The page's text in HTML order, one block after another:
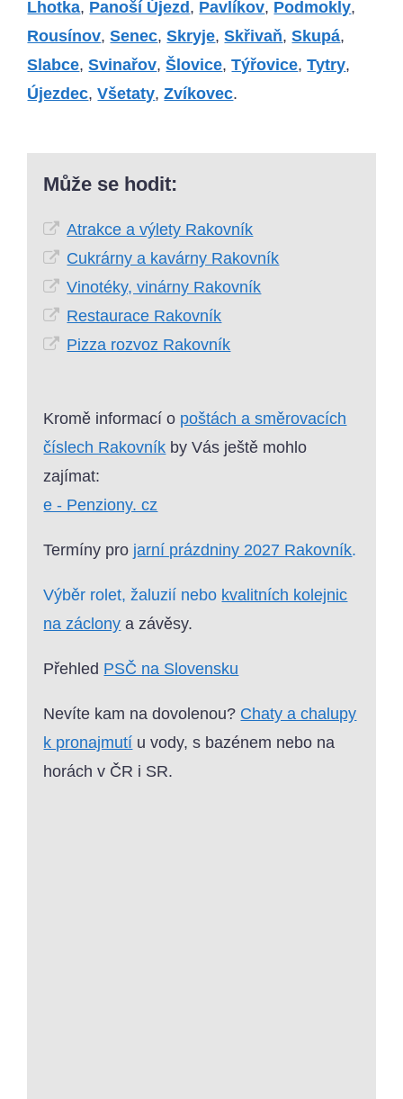
Lhotka, Panoší Újezd , Pavlíkov, Podmokly,
Rousínov,Senec,Skryje,Skřivaň,Skupá,
Slabce,Svinařov,Šlovice,Týřovice,Tytry,
Újezdec,Všetaty,Zvíkovec.
Může se hodit:
Atrakce a výlety Rakovník
Cukrárny a kavárny Rakovník
Vinotéky, vinárny Rakovník
Restaurace Rakovník
Pizza rozvoz Rakovník
Kromě informací o poštách a směrovacích
číslech Rakovník by Vás ještě mohlo
zajímat:
e - Penziony. cz
Termíny pro jarní prázdniny 2027 Rakovník.
Výběr rolet, žaluzií nebo kvalitních kolejnic
na záclony a závěsy.
Přehled PSČ na Slovensku
Nevíte kam na dovolenou? Chaty a chalupy
k pronajmutí u vody, s bazénem nebo na
horách v ČR i SR.